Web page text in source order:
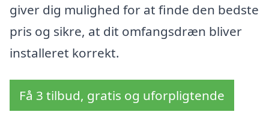
giver dig mulighed for at finde den bedste
pris og sikre, at dit omfangsdræn bliver
installeret korrekt.
Få 3 tilbud, gratis og uforpligtende